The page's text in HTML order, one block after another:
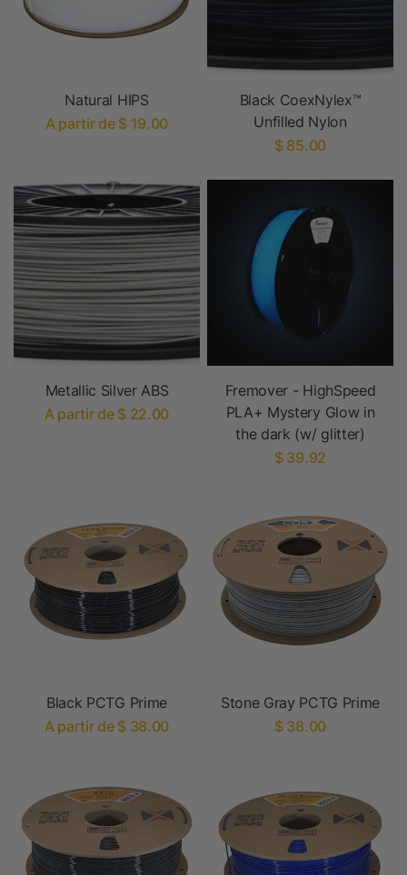
Natural HIPS
A partir de $ 19.00
Black CoexNylex™
Unfilled Nylon
$ 85.00
Metallic Silver ABS
A partir de $ 22.00
Fremover - HighSpeed
PLA+ Mystery Glow in
the dark (w/ glitter)
$ 39.92
Black PCTG Prime
A partir de $ 38.00
Stone Gray PCTG Prime
$ 38.00